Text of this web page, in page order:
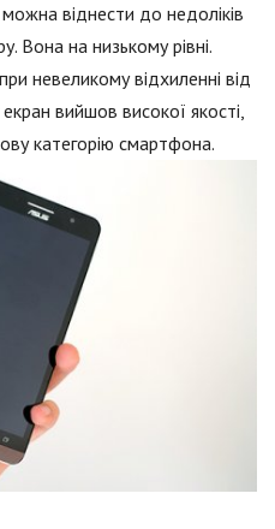
віднести до недоліків
Вона на низькому рівні.
невеликому відхиленні від
вийшов високої якості,
категорію смартфона.